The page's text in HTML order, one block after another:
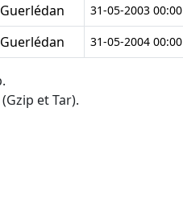
Guerlédan 31-05-2003 00:00
Guerlédan 31-05-2004 00:00
et Tar).